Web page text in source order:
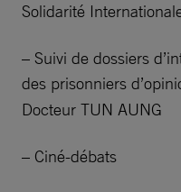
Solidarité
– Suivi de dossiers
des prisonniers
Docteur TUN AUNG
– Ciné-débats